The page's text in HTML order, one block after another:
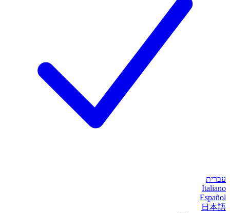
עברית
Italiano
Español
日本語